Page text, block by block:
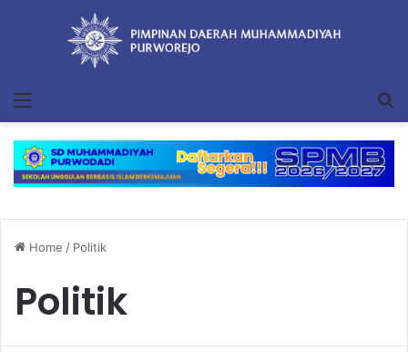
Home / Politik
Politik